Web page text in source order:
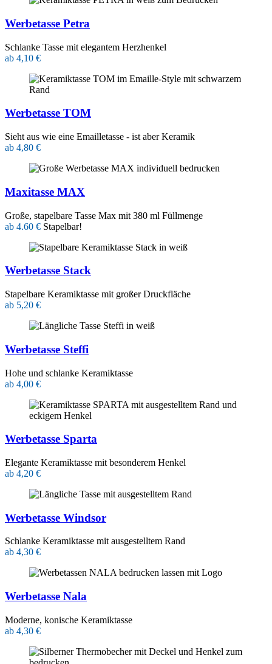
Werbetasse Petra
Schlanke Tasse mit elegantem Herzhenkel
ab 4,10 €
Werbetasse TOM
Sieht aus wie eine Emailletasse - ist aber Keramik
ab 4,80 €
Maxitasse MAX
Große, stapelbare Tasse Max mit 380 ml Füllmenge
ab 4.60 € Stapelbar!
Werbetasse Stack
Stapelbare Keramiktasse mit großer Druckfläche
ab 5,20 €
Werbetasse Steffi
Hohe und schlanke Keramiktasse
ab 4,00 €
Werbetasse Sparta
Elegante Keramiktasse mit besonderem Henkel
ab 4,20 €
Werbetasse Windsor
Schlanke Keramiktasse mit ausgestelltem Rand
ab 4,30 €
Werbetasse Nala
Moderne, konische Keramiktasse
ab 4,30 €